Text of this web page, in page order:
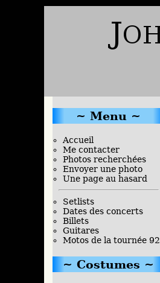
Menu
Accueil
Me contacter
Photos recherchées
Envoyer une photo
Une page au hasard
Setlists
Dates des concerts
Billets
Guitares
Motos de la tournée 92
Costumes